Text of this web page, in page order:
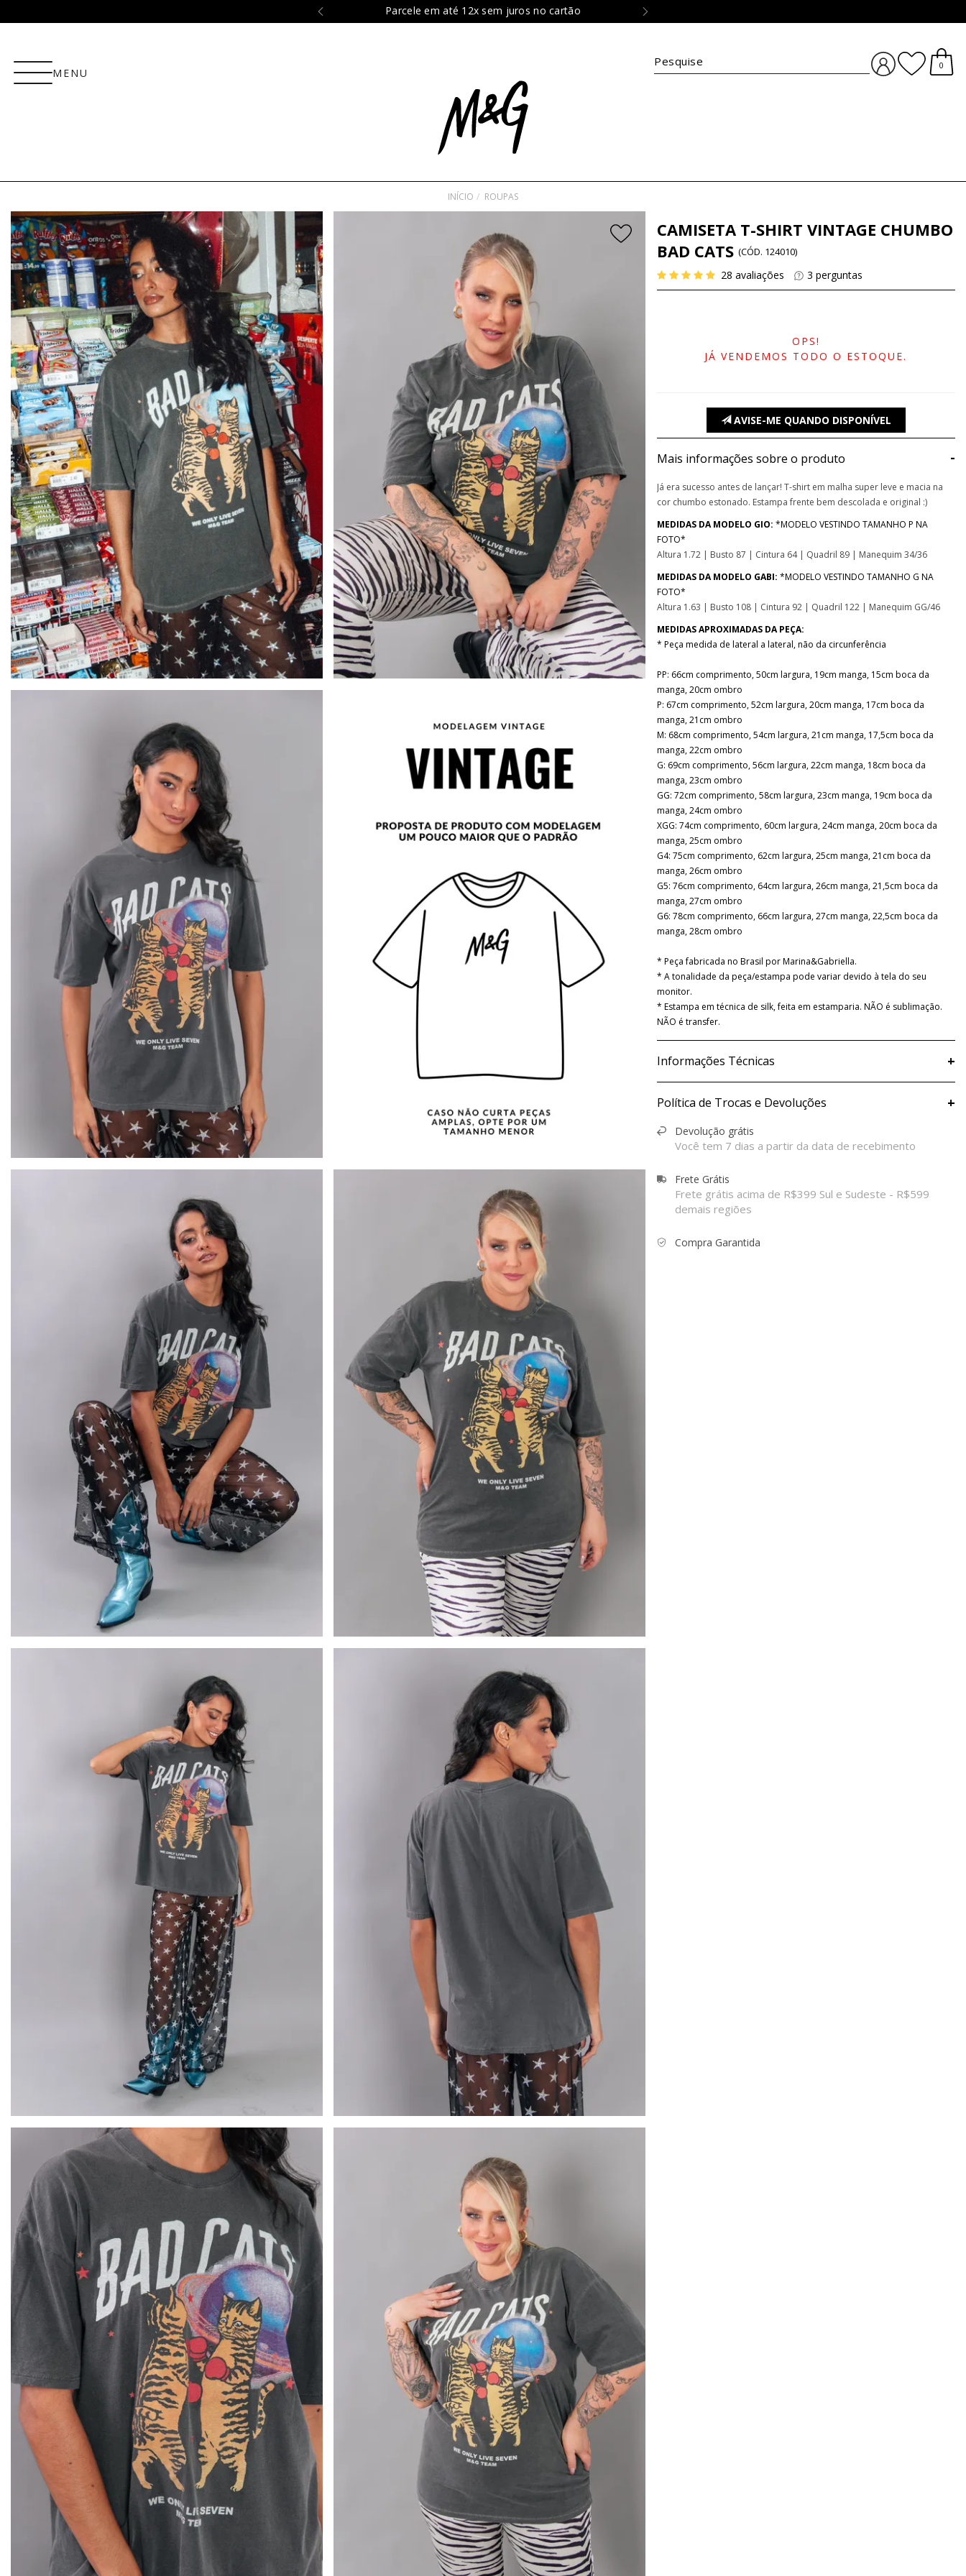
Parcele em até 12x sem juros no cartão
MENU
0
INÍCIO ROUPAS
CAMISETA T-SHIRT VINTAGE CHUMBO
BAD CATS (CÓD. 124010)
28 avaliações 3 perguntas
OPS!
JÁ VENDEMOS TODO O ESTOQUE.
AVISE-ME QUANDO DISPONÍVEL
Mais informações sobre o produto -
Já era sucesso antes de lançar! T-shirt em malha super leve e macia na
cor chumbo estonado. Estampa frente bem descolada e original :)
MEDIDAS DA MODELO GIO: *MODELO VESTINDO TAMANHO P NA
FOTO*
Altura 1.72 | Busto 87 | Cintura 64 | Quadril 89 | Manequim 34/36
MEDIDAS DA MODELO GABI: *MODELO VESTINDO TAMANHO G NA
FOTO*
Altura 1.63 | Busto 108 | Cintura 92 | Quadril 122 | Manequim GG/46
MEDIDAS APROXIMADAS DA PEÇA:
* Peça medida de lateral a lateral, não da circunferência
PP: 66cm comprimento, 50cm largura, 19cm manga, 15cm boca da
manga, 20cm ombro
P: 67cm comprimento, 52cm largura, 20cm manga, 17cm boca da
manga, 21cm ombro
M: 68cm comprimento, 54cm largura, 21cm manga, 17,5cm boca da
manga, 22cm ombro
G: 69cm comprimento, 56cm largura, 22cm manga, 18cm boca da
manga, 23cm ombro
GG: 72cm comprimento, 58cm largura, 23cm manga, 19cm boca da
manga, 24cm ombro
XGG: 74cm comprimento, 60cm largura, 24cm manga, 20cm boca da
manga, 25cm ombro
G4: 75cm comprimento, 62cm largura, 25cm manga, 21cm boca da
manga, 26cm ombro
G5: 76cm comprimento, 64cm largura, 26cm manga, 21,5cm boca da
manga, 27cm ombro
G6: 78cm comprimento, 66cm largura, 27cm manga, 22,5cm boca da
manga, 28cm ombro
* Peça fabricada no Brasil por Marina&Gabriella.
* A tonalidade da peça/estampa pode variar devido à tela do seu
monitor.
* Estampa em técnica de silk, feita em estamparia. NÃO é sublimação.
NÃO é transfer.
Informações Técnicas +
Política de Trocas e Devoluções +
Devolução grátis
Você tem 7 dias a partir da data de recebimento
Frete Grátis
Frete grátis acima de R$399 Sul e Sudeste - R$599
demais regiões
Compra Garantida